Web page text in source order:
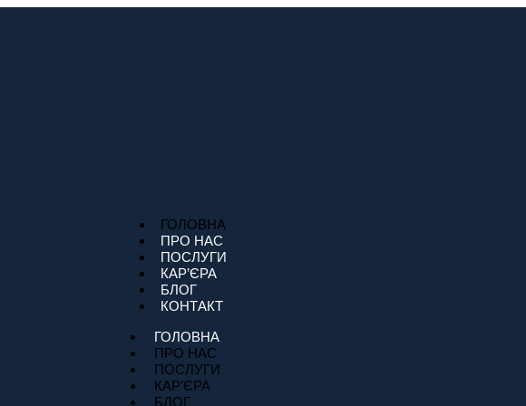
ГОЛОВНА
ПРО НАС
ПОСЛУГИ
КАР’ЄРА
БЛОГ
КОНТАКТ
ГОЛОВНА
ПРО НАС
ПОСЛУГИ
КАР’ЄРА
БЛОГ